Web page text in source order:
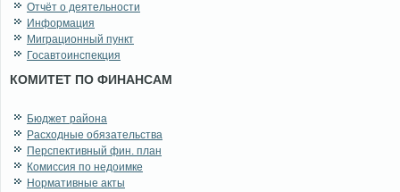
Отчёт о деятельности
Информация
Миграционный пункт
Госавтоинспекция
КОМИТЕТ ПО ФИНАНСАМ
Бюджет района
Расходные обязательства
Перспективный фин. план
Комиссия по недоимке
Нормативные акты